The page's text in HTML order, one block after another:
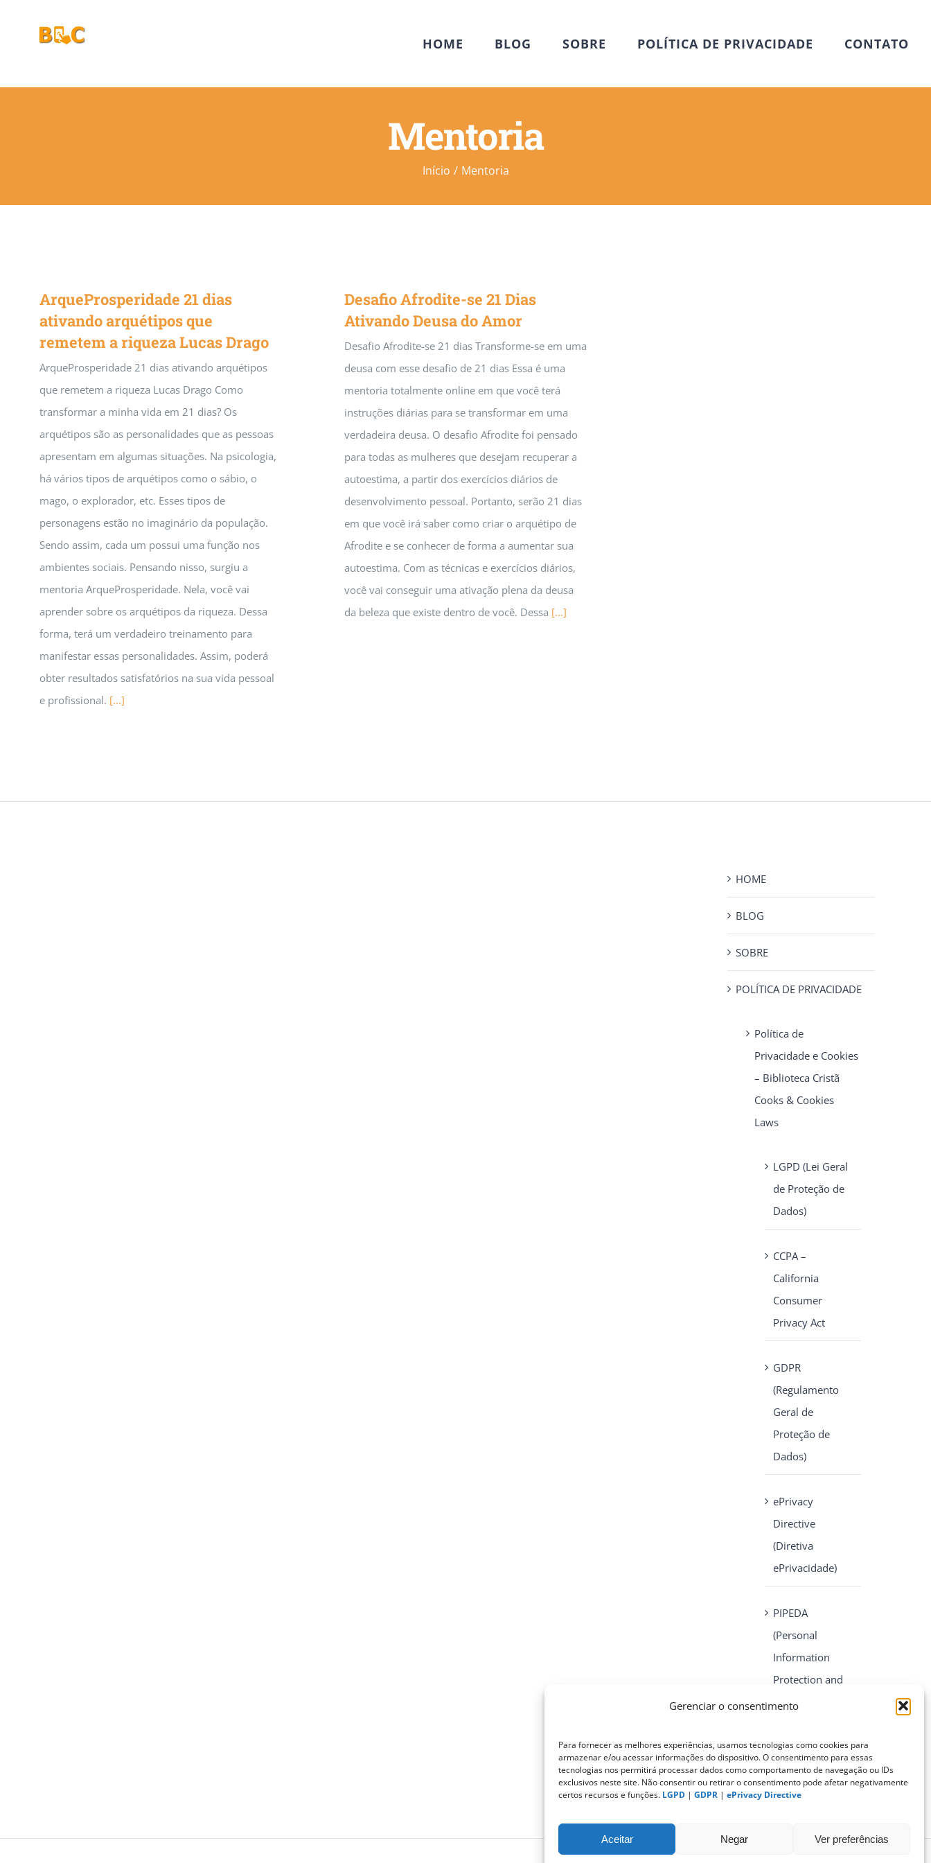
Gerenciar o consentimento
Para fornecer as melhores experiências, usamos tecnologias como cookies para
armazenar e/ou acessar informações do dispositivo. O consentimento para essas
tecnologias nos permitirá processar dados como comportamento de navegação ou IDs
exclusivos neste site. Não consentir ou retirar o consentimento pode afetar negativamente
certos recursos e funções. LGPD | GDPR | ePrivacy Directive
Aceitar Negar Ver preferências
HOME BLOG SOBRE POLÍTICA DE PRIVACIDADE CONTATO
Mentoria
Início Mentoria
ArqueProsperidade 21 dias
ativando arquétipos que
remetem a riqueza Lucas Drago
ArqueProsperidade 21 dias ativando arquétipos
que remetem a riqueza Lucas Drago Como
transformar a minha vida em 21 dias? Os
arquétipos são as personalidades que as pessoas
apresentam em algumas situações. Na psicologia,
há vários tipos de arquétipos como o sábio, o
mago, o explorador, etc. Esses tipos de
personagens estão no imaginário da população.
Sendo assim, cada um possui uma função nos
ambientes sociais. Pensando nisso, surgiu a
mentoria ArqueProsperidade. Nela, você vai
aprender sobre os arquétipos da riqueza. Dessa
forma, terá um verdadeiro treinamento para
manifestar essas personalidades. Assim, poderá
obter resultados satisfatórios na sua vida pessoal
e profissional. [...]
Desafio Afrodite-se 21 Dias
Ativando Deusa do Amor
Desafio Afrodite-se 21 dias Transforme-se em uma
deusa com esse desafio de 21 dias Essa é uma
mentoria totalmente online em que você terá
instruções diárias para se transformar em uma
verdadeira deusa. O desafio Afrodite foi pensado
para todas as mulheres que desejam recuperar a
autoestima, a partir dos exercícios diários de
desenvolvimento pessoal. Portanto, serão 21 dias
em que você irá saber como criar o arquétipo de
Afrodite e se conhecer de forma a aumentar sua
autoestima. Com as técnicas e exercícios diários,
você vai conseguir uma ativação plena da deusa
da beleza que existe dentro de você. Dessa [...]
HOME
BLOG
SOBRE
POLÍTICA DE PRIVACIDADE
Política de
Privacidade e Cookies
– Biblioteca Cristã
Cooks & Cookies
Laws
LGPD (Lei Geral
de Proteção de
Dados)
CCPA –
California
Consumer
Privacy Act
GDPR
(Regulamento
Geral de
Proteção de
Dados)
ePrivacy
Directive
(Diretiva
ePrivacidade)
PIPEDA
(Personal
Information
Protection and
Electronic
CONTATO